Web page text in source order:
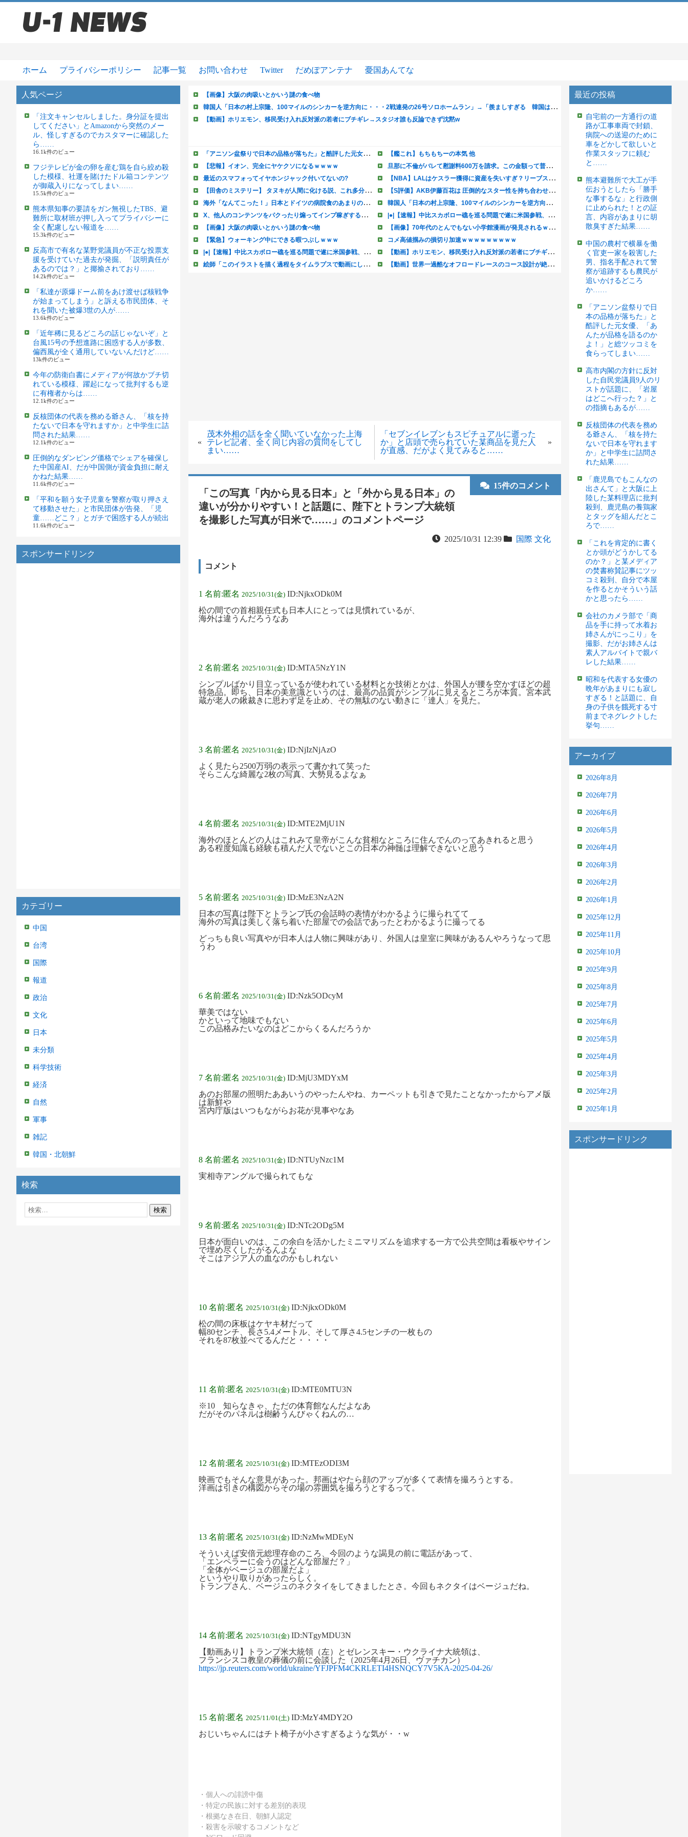
ホーム プライバシーポリシー 記事一覧 お問い合わせ Twitter だめぽアンテナ 憂国あんてな
人気ページ
「注文キャンセルしました。身分証を提出
してください」とAmazonから突然のメー
ル、怪しすぎるのでカスタマーに確認した
ら……
16.1k件のビュー
フジテレビが金の卵を産む鶏を自ら絞め殺
した模様、社運を賭けたドル箱コンテンツ
が御蔵入りになってしまい……
15.5k件のビュー
熊本県知事の要請をガン無視したTBS、避
難所に取材班が押し入ってプライバシーに
全く配慮しない報道を……
15.3k件のビュー
反高市で有名な某野党議員が不正な投票支
援を受けていた過去が発掘、「説明責任が
あるのでは？」と揶揄されており……
14.2k件のビュー
「私達が原爆ドーム前をあけ渡せば核戦争
が始まってしまう」と訴える市民団体、そ
れを聞いた被爆3世の人が……
13.6k件のビュー
「近年稀に見るどころの話じゃないぞ」と
台風15号の予想進路に困惑する人が多数、
偏西風が全く通用していないんだけど……
13k件のビュー
今年の防衛白書にメディアが何故かブチ切
れている模様、躍起になって批判するも逆
に有権者からは……
12.1k件のビュー
反核団体の代表を務める爺さん、「核を持
たないで日本を守れますか」と中学生に詰
問された結果……
12.1k件のビュー
圧倒的なダンピング価格でシェアを確保し
た中国産AI、だが中国側が資金負担に耐え
かねた結果……
11.6k件のビュー
「平和を願う女子児童を警察が取り押さえ
て移動させた」と市民団体が告発、「児
童……どこ？」とガチで困惑する人が続出
11.6k件のビュー
スポンサードリンク
カテゴリー
中国
台湾
国際
報道
政治
文化
日本
未分類
科学技術
経済
自然
軍事
雑記
韓国・北朝鮮
検索
«
茂木外相の話を全く聞いていなかった上海
テレビ記者、全く同じ内容の質問をしてし
まい……
「セブンイレブンもスピチュアルに逝った
か」と店頭で売られていた某商品を見た人
が直感、だがよく見てみると……
»
15件のコメント
「この写真「内から見る日本」と「外から見る日本」の
違いが分かりやすい！と話題に、陛下とトランプ大統領
を撮影した写真が日米で……」 のコメントページ
2025/10/31 12:39 国際 文化
コメント
1 名前:匿名 2025/10/31(金) ID:NjkxODk0M
松の間での首相親任式も日本人にとっては見慣れているが、
海外は違うんだろうなあ
2 名前:匿名 2025/10/31(金) ID:MTA5NzY1N
シンプルばかり目立っているが使われている材料とか技術とかは、外国人が腰を空かすほどの超
特急品。即ち、日本の美意識というのは、最高の品質がシンプルに見えるところが本質。宮本武
蔵が老人の鍬裁きに思わず足を止め、その無駄のない動きに「達人」を見た。
3 名前:匿名 2025/10/31(金) ID:NjIzNjAzO
よく見たら2500万弱の表示って書かれて笑った
そらこんな綺麗な2枚の写真、大勢見るよなぁ
4 名前:匿名 2025/10/31(金) ID:MTE2MjU1N
海外のほとんどの人はこれみて皇帝がこんな貧相なところに住んでんのってあきれると思う
ある程度知識も経験も積んだ人でないとこの日本の神髄は理解できないと思う
5 名前:匿名 2025/10/31(金) ID:MzE3NzA2N
日本の写真は陛下とトランプ氏の会話時の表情がわかるように撮られてて
海外の写真は美しく落ち着いた部屋での会話であったとわかるように撮ってる
どっちも良い写真やが日本人は人物に興味があり、外国人は皇室に興味があるんやろうなって思
うわ
6 名前:匿名 2025/10/31(金) ID:Nzk5ODcyM
華美ではない
かといって地味でもない
この品格みたいなのはどこからくるんだろうか
7 名前:匿名 2025/10/31(金) ID:MjU3MDYxM
あのお部屋の照明たああいうのやったんやね、カーペットも引きで見たことなかったからアメ版
は新鮮や
宮内庁版はいつもながらお花が見事やなあ
8 名前:匿名 2025/10/31(金) ID:NTUyNzc1M
実相寺アングルで撮られてもな
9 名前:匿名 2025/10/31(金) ID:NTc2ODg5M
日本が面白いのは、この余白を活かしたミニマリズムを追求する一方で公共空間は看板やサイン
で埋め尽くしたがるんよな
そこはアジア人の血なのかもしれない
10 名前:匿名 2025/10/31(金) ID:NjkxODk0M
松の間の床板はケヤキ材だって
幅80センチ、長さ5.4メートル、そして厚さ4.5センチの一枚もの
それを87枚並べてるんだと・・・・
11 名前:匿名 2025/10/31(金) ID:MTE0MTU3N
※10 知らなきゃ、ただの体育館なんだよなあ
だがそのパネルは樹齢うんびゃくねんの…
12 名前:匿名 2025/10/31(金) ID:MTEzODI3M
映画でもそんな意見があった。邦画はやたら顔のアップが多くて表情を撮ろうとする。
洋画は引きの構図からその場の雰囲気を撮ろうとするって。
13 名前:匿名 2025/10/31(金) ID:NzMwMDEyN
そういえば安倍元総理存命のころ、今回のような謁見の前に電話があって、
「エンペラーに会うのはどんな部屋だ？」
「全体がベージュの部屋だよ」
というやり取りがあったらしく。
トランプさん、ベージュのネクタイをしてきましたとさ。今回もネクタイはベージュだね。
14 名前:匿名 2025/10/31(金) ID:NTgyMDU3N
【動画あり】トランプ米大統領（左）とゼレンスキー・ウクライナ大統領は、
フランシスコ教皇の葬儀の前に会談した（2025年4月26日、ヴァチカン）
https://jp.reuters.com/world/ukraine/YFJPFM4CKRLETI4HSNQCY7V5KA-2025-04-26/
15 名前:匿名 2025/11/01(土) ID:MzY4MDY2O
おじいちゃんにはチト椅子が小さすぎるような気が・・w
・個人への誹謗中傷
・特定の民族に対する差別的表現
・根拠なき在日、朝鮮人認定
・殺害を示唆するコメントなど
最近の投稿
自宅前の一方通行の道
路が工事車両で封鎖、
病院への送迎のために
車をどかして欲しいと
作業スタッフに頼む
と……
熊本避難所で大工が手
伝おうとしたら「勝手
な事するな」と行政側
に止められた！との証
言、内容があまりに胡
散臭すぎた結果……
中国の農村で横暴を働
く官吏一家を殺害した
男、指名手配されて警
察が追跡するも農民が
追いかけるどころ
か……
「アニソン盆祭りで日
本の品格が落ちた」と
酷評した元女優、「あ
んたが品格を語るのか
よ！」と総ツッコミを
食らってしまい……
高市内閣の方針に反対
した自民党議員9人のリ
ストが話題に、「岩屋
はどこへ行った？」と
の指摘もあるが……
反核団体の代表を務め
る爺さん、「核を持た
ないで日本を守れます
か」と中学生に詰問さ
れた結果……
「鹿児島でもこんなの
出さんて」と大阪に上
陸した某料理店に批判
殺到、鹿児島の養鶏家
とタッグを組んだとこ
ろで……
「これを肯定的に書く
とか頭がどうかしてる
のか？」と某メディア
の焚書称賛記事にツッ
コミ殺到、自分で本屋
を作るとかそういう話
かと思ったら……
会社のカメラ部で「商
品を手に持って水着お
姉さんがにっこり」を
撮影、だがお姉さんは
素人アルバイトで親バ
レした結果……
昭和を代表する女優の
晩年があまりにも寂し
すぎる！と話題に、自
身の子供を餓死する寸
前までネグレクトした
挙句……
アーカイブ
2026年8月
2026年7月
2026年6月
2026年5月
2026年4月
2026年3月
2026年2月
2026年1月
2025年12月
2025年11月
2025年10月
2025年9月
2025年8月
2025年7月
2025年6月
2025年5月
2025年4月
2025年3月
2025年2月
2025年1月
スポンサードリンク